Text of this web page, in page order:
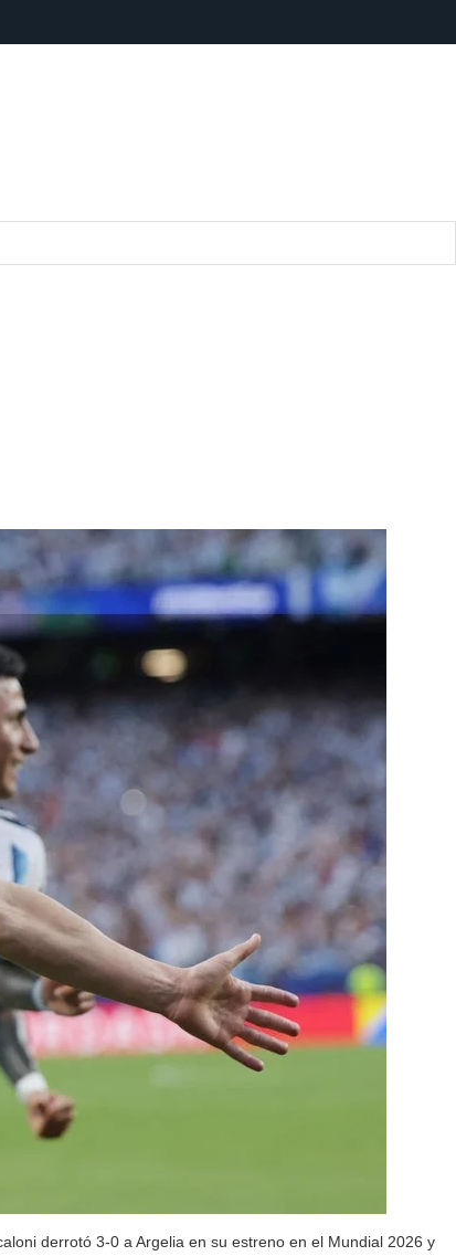
derrotó 3-0 a Argelia en su estreno en el Mundial 2026 y